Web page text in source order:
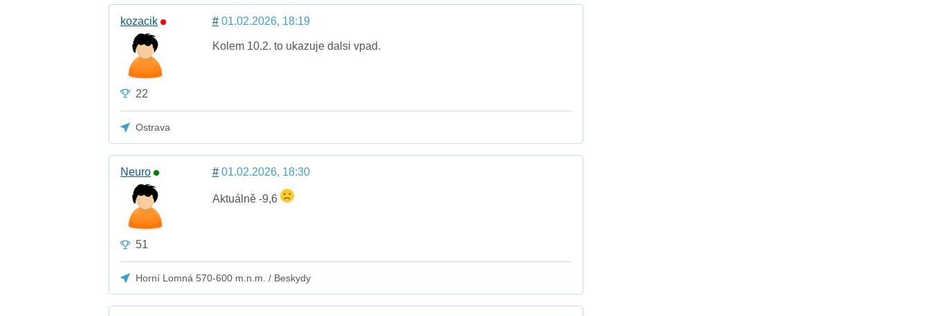
kozacik
22
#01.02.2026, 18:19
Kolem 10.2. to ukazuje dalsi vpad.
Ostrava
Neuro
51
#01.02.2026, 18:30
Aktuálně -9,6
Horní Lomná 570-600 m.n.m. / Beskydy